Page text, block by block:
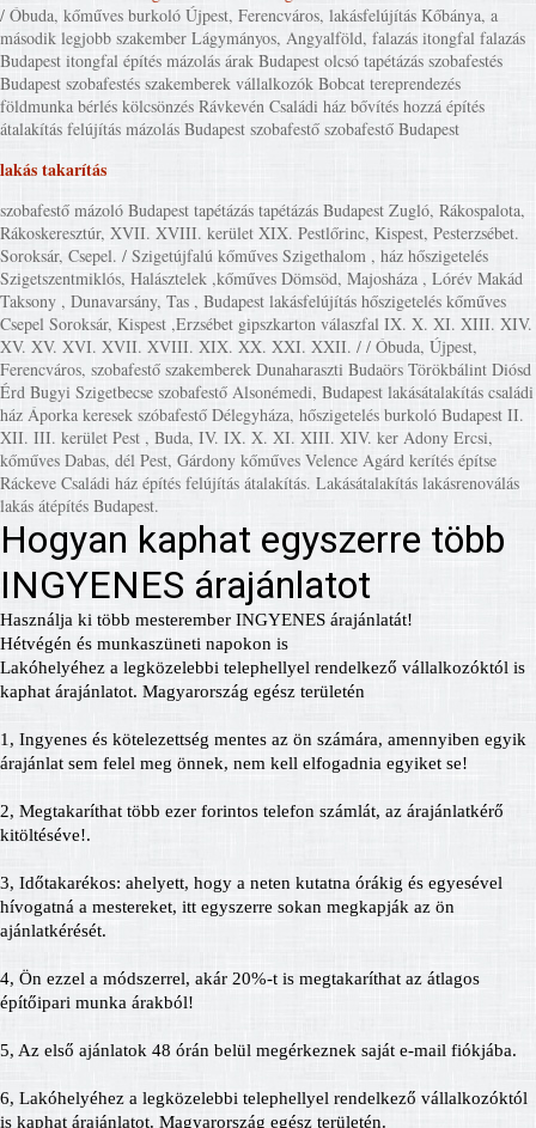
/ Óbuda, kőműves burkoló Újpest, Ferencváros, lakásfelújítás Kőbánya, a
második legjobb szakember Lágymányos, Angyalföld, falazás itongfal falazás
Budapest itongfal építés mázolás árak Budapest olcsó tapétázás szobafestés
Budapest szobafestés szakemberek vállalkozók Bobcat tereprendezés
földmunka bérlés kölcsönzés Rávkevén Családi ház bővítés hozzá építés
átalakítás felújítás mázolás Budapest szobafestő szobafestő Budapest
lakás takarítás
szobafestő mázoló Budapest tapétázás tapétázás Budapest Zugló, Rákospalota,
Rákoskeresztúr, XVII. XVIII. kerület XIX. Pestlőrinc, Kispest, Pesterzsébet.
Soroksár, Csepel. / Szigetújfalú kőműves Szigethalom , ház hőszigetelés
Szigetszentmiklós, Halásztelek ,kőműves Dömsöd, Majosháza , Lórév Makád
Taksony , Dunavarsány, Tas , Budapest lakásfelújítás hőszigetelés kőműves
Csepel Soroksár, Kispest ,Erzsébet gipszkarton válaszfal IX. X. XI. XIII. XIV.
XV. XV. XVI. XVII. XVIII. XIX. XX. XXI. XXII. / / Óbuda, Újpest,
Ferencváros, szobafestő szakemberek Dunaharaszti Budaörs Törökbálint Diósd
Érd Bugyi Szigetbecse szobafestő Alsonémedi, Budapest lakásátalakítás családi
ház Áporka keresek szóbafestő Délegyháza, hőszigetelés burkoló Budapest II.
XII. III. kerület Pest , Buda, IV. IX. X. XI. XIII. XIV. ker Adony Ercsi,
kőműves Dabas, dél Pest, Gárdony kőműves Velence Agárd kerítés építse
Ráckeve Családi ház építés felújítás átalakítás. Lakásátalakítás lakásrenoválás
lakás átépítés Budapest.